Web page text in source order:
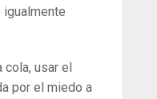
igualmente
cola, usar el
por el miedo a